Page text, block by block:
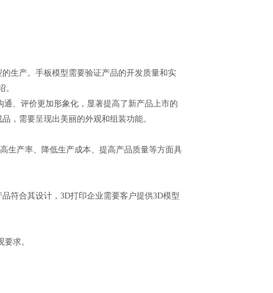
生产。手板模型需要验证产品的开发质量和实
。
、评价更加形象化，显著提高了新产品上市的
，需要呈现出美丽的外观和组装功能。
生产率、降低生产成本、提高产品质量等方面具
符合其设计，3D打印企业需要客户提供3D模型
求。